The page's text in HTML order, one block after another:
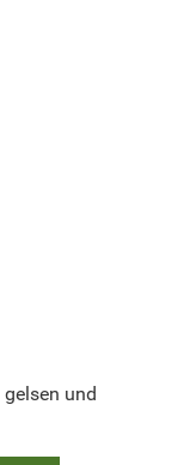
gelsen und